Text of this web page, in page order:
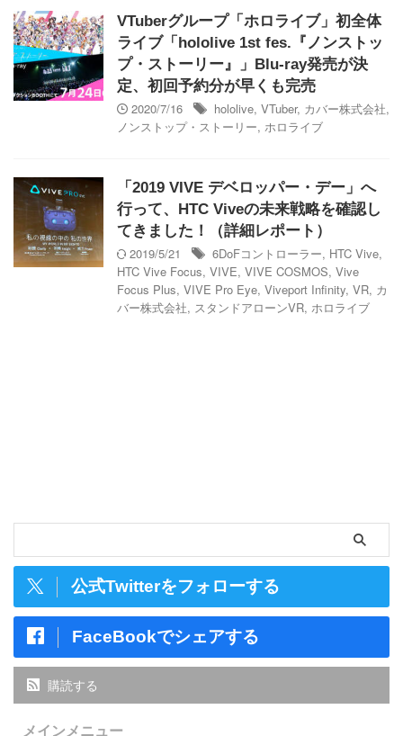
VTuberグループ「ホロライブ」初全体
ライブ「hololive 1st fes.『ノンストッ
プ・ストーリー』」Blu-ray発売が決
定、初回予約分が早くも完売
2020/7/16
hololive, VTuber, カバー株式会社,
ノンストップ・ストーリー, ホロライブ
「2019 VIVE デベロッパー・デー」へ
行って、HTC Viveの未来戦略を確認し
てきました！（詳細レポート）
2019/5/21
6DoFコントローラー, HTC Vive,
HTC Vive Focus, VIVE, VIVE COSMOS, Vive
Focus Plus, VIVE Pro Eye, Viveport Infinity, VR, カ
バー株式会社, スタンドアローンVR, ホロライブ
公式Twitterをフォローする
FaceBookでシェアする
購読する
メインメニュー